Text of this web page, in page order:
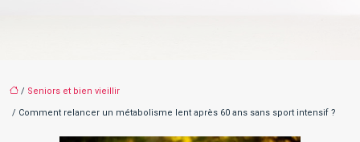
/ Seniors et bien vieillir
/ Comment relancer un métabolisme lent après 60 ans sans sport intensif ?